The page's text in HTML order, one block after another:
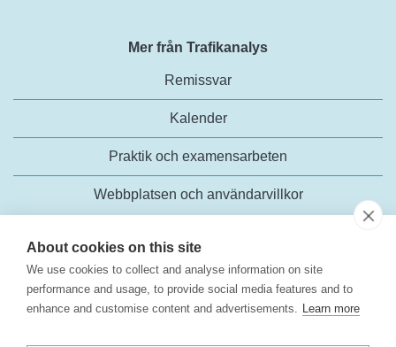
About cookies on this site
We use cookies to collect and analyse information on site
performance and usage, to provide social media features and to
enhance and customise content and advertisements. Learn more
Mer från Trafikanalys
Remissvar
Kalender
Praktik och examensarbeten
Webbplatsen och användarvillkor